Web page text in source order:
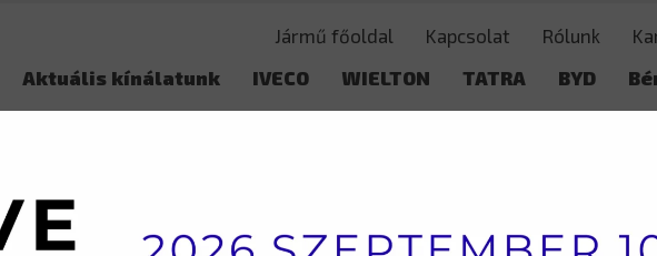
Jármű főoldal Kapcsolat Rólunk
Aktuális kínálatunk
IVECO WIELTON TATRA BYD